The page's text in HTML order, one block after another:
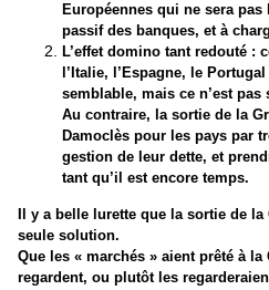
Européennes qui ne sera
passif des banques, et à
L’effet domino tant redouté :
l’Italie, l’Espagne, le
semblable, mais ce n’est pas
Au contraire, la sortie de la
Damoclès pour les pays par
gestion de leur dette, et
tant qu’il est encore temps.
Il y a belle lurette que la sortie de
seule solution.
Que les « marchés » aient prêté à
regardent, ou plutôt les